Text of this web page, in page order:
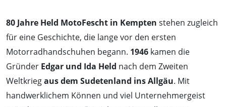
80 Jahre Held MotoFescht in Kempten stehen zugleich
für eine Geschichte, die lange vor den ersten
Motorradhandschuhen begann. 1946 kamen die
Gründer Edgar und Ida Held nach dem Zweiten
Weltkriegaus dem Sudetenland ins Allgäu. Mit
handwerklichem Können und viel Unternehmergeist